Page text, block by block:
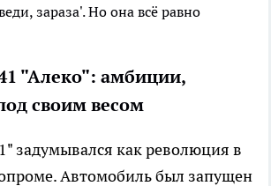
зараза'. Но она всё равно
"Алеко": амбиции,
своим весом
задумывался как революция в
Автомобиль был запущен